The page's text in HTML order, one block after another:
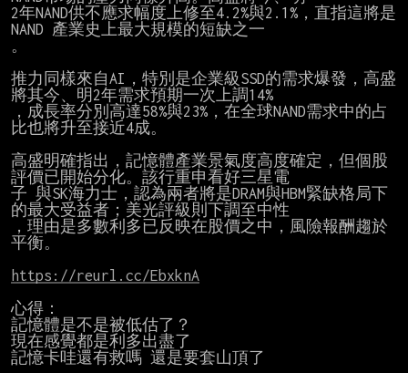
2年NAND供不應求幅度上修至4.2%與2.1%，直指這將是
NAND 產業史上最大規模的短缺之一
。
推力同樣來自AI，特別是企業級SSD的需求爆發，高盛
將其今、明2年需求預期一次上調14%
，成長率分別高達58%與23%，在全球NAND需求中的占
比也將升至接近4成。
高盛明確指出，記憶體產業景氣度高度確定，但個股
評價已開始分化。該行重申看好三星電
子 與SK海力士，認為兩者將是DRAM與HBM緊缺格局下
的最大受益者；美光評級則下調至中性
，理由是多數利多已反映在股價之中，風險報酬趨於
平衡。
https://reurl.cc/EbxknA
心得：
記憶體是不是被低估了？
現在感覺都是利多出盡了
記憶卡哇還有救嗎 還是要套山頂了